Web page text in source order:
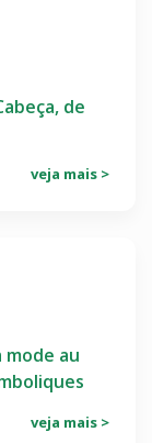
de
veja mais >
au
veja mais >